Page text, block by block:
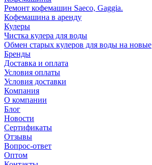
Ремонт кофемашин Saeco, Gaggia.
Кофемашина в аренду
Кулеры
Чистка кулера для воды
Обмен старых кулеров для воды на новые
Бренды
Доставка и оплата
Условия оплаты
Условия доставки
Компания
О компании
Блог
Новости
Сертификаты
Отзывы
Вопрос-ответ
Оптом